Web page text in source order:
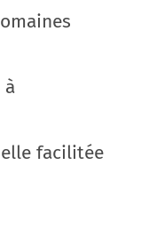
à
facilitée